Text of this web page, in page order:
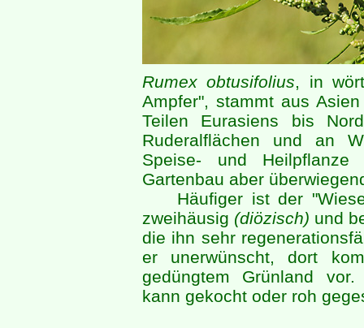
Rumex obtusifolius, in
Ampfer", stammt aus
Teilen Eurasiens bis
Ruderalflächen und an
Speise- und Heilpflanze
Gartenbau aber
Häufiger ist der
zweihäusig (diözisch) und
die ihn sehr
er unerwünscht, dort
gedüngtem Grünland
kann gekocht oder roh